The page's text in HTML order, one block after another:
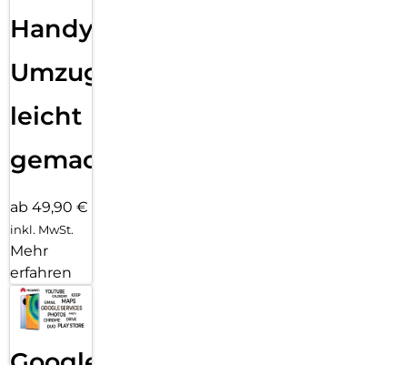
Handy
Umzug
leicht
gemacht!
ab 49,90 €
inkl. MwSt.
Mehr
erfahren